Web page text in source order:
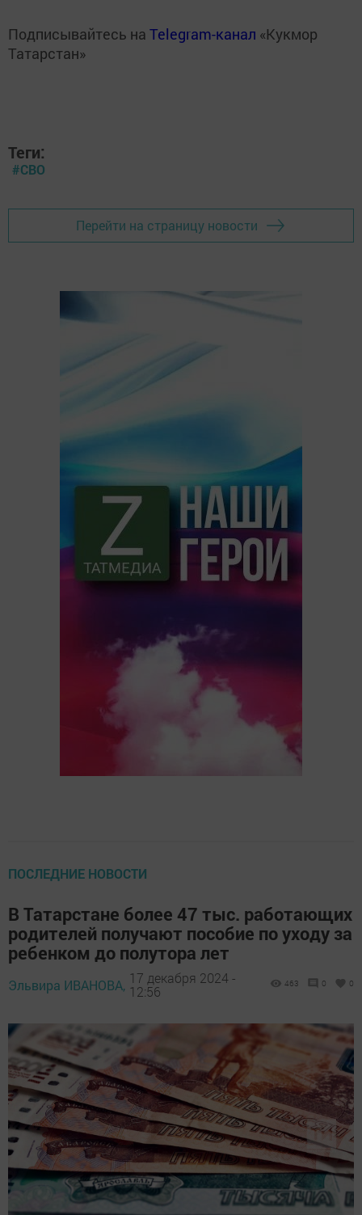
Подписывайтесь на Telegram-канал «Кукмор
Татарстан»
Теги:
#СВО
Перейти на страницу новости
ПОСЛЕДНИЕ НОВОСТИ
В Татарстане более 47 тыс. работающих
родителей получают пособие по уходу за
ребенком до полутора лет
Эльвира ИВАНОВА, 17 декабря 2024 -
12:56
463 0 0